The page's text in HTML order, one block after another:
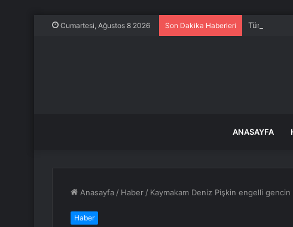
Cumartesi, Ağustos 8 2026 Son Dakika Haberleri Türkiye,
ANASAYFA
Anasayfa / Haber / Kaymakam Deniz Pişkin engelli
Haber